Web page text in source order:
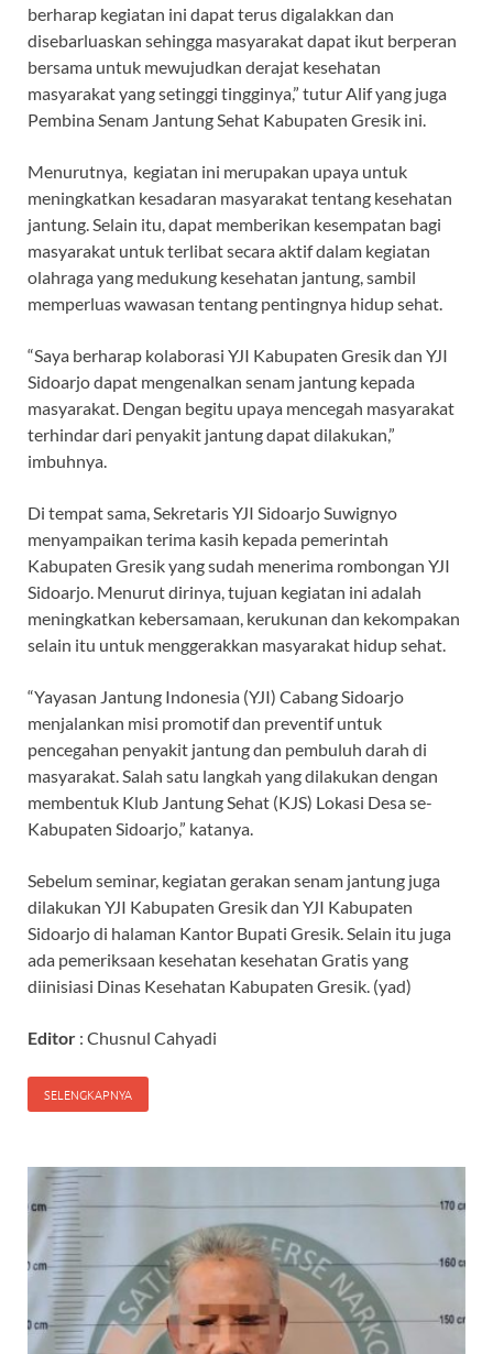
berharap kegiatan ini dapat terus digalakkan dan
disebarluaskan sehingga masyarakat dapat ikut berperan
bersama untuk mewujudkan derajat kesehatan
masyarakat yang setinggi tingginya,” tutur Alif yang juga
Pembina Senam Jantung Sehat Kabupaten Gresik ini.
Menurutnya, kegiatan ini merupakan upaya untuk
meningkatkan kesadaran masyarakat tentang kesehatan
jantung. Selain itu, dapat memberikan kesempatan bagi
masyarakat untuk terlibat secara aktif dalam kegiatan
olahraga yang medukung kesehatan jantung, sambil
memperluas wawasan tentang pentingnya hidup sehat.
“Saya berharap kolaborasi YJI Kabupaten Gresik dan YJI
Sidoarjo dapat mengenalkan senam jantung kepada
masyarakat. Dengan begitu upaya mencegah masyarakat
terhindar dari penyakit jantung dapat dilakukan,”
imbuhnya.
Di tempat sama, Sekretaris YJI Sidoarjo Suwignyo
menyampaikan terima kasih kepada pemerintah
Kabupaten Gresik yang sudah menerima rombongan YJI
Sidoarjo. Menurut dirinya, tujuan kegiatan ini adalah
meningkatkan kebersamaan, kerukunan dan kekompakan
selain itu untuk menggerakkan masyarakat hidup sehat.
“Yayasan Jantung Indonesia (YJI) Cabang Sidoarjo
menjalankan misi promotif dan preventif untuk
pencegahan penyakit jantung dan pembuluh darah di
masyarakat. Salah satu langkah yang dilakukan dengan
membentuk Klub Jantung Sehat (KJS) Lokasi Desa se-
Kabupaten Sidoarjo,” katanya.
Sebelum seminar, kegiatan gerakan senam jantung juga
dilakukan YJI Kabupaten Gresik dan YJI Kabupaten
Sidoarjo di halaman Kantor Bupati Gresik. Selain itu juga
ada pemeriksaan kesehatan kesehatan Gratis yang
diinisiasi Dinas Kesehatan Kabupaten Gresik. (yad)
Editor : Chusnul Cahyadi
SELENGKAPNYA